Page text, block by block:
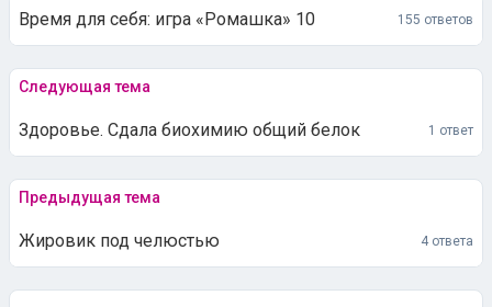
Время для себя: игра «Ромашка» 10 155 ответов
Следующая тема
Здоровье. Сдала биохимию общий белок 1 ответ
Предыдущая тема
Жировик под челюстью 4 ответа